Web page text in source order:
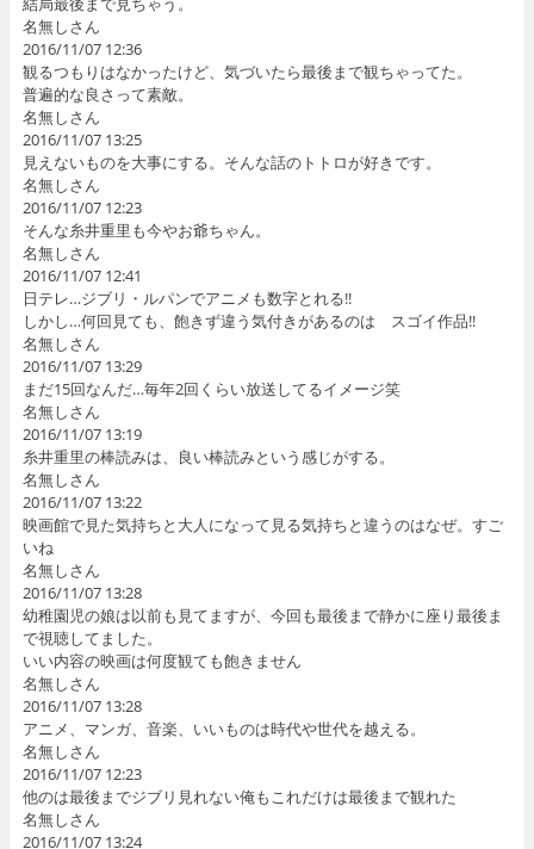
名無しさん
2016/11/07 12:36
観るつもりはなかったけど、気づいたら最後まで観ちゃってた。
普遍的な良さって素敵。
名無しさん
2016/11/07 13:25
見えないものを大事にする。そんな話のトトロが好きです。
名無しさん
2016/11/07 12:23
そんな糸井重里も今やお爺ちゃん。
名無しさん
2016/11/07 12:41
日テレ…ジブリ・ルパンでアニメも数字とれる!!
しかし…何回見ても、飽きず違う気付きがあるのは スゴイ作品!!
名無しさん
2016/11/07 13:29
まだ15回なんだ…毎年2回くらい放送してるイメージ笑
名無しさん
2016/11/07 13:19
糸井重里の棒読みは、良い棒読みという感じがする。
名無しさん
2016/11/07 13:22
映画館で見た気持ちと大人になって見る気持ちと違うのはなぜ。すご
いね
名無しさん
2016/11/07 13:28
幼稚園児の娘は以前も見てますが、今回も最後まで静かに座り最後ま
で視聴してました。
いい内容の映画は何度観ても飽きません
名無しさん
2016/11/07 13:28
アニメ、マンガ、音楽、いいものは時代や世代を越える。
名無しさん
2016/11/07 12:23
他のは最後までジブリ見れない俺もこれだけは最後まで観れた
名無しさん
2016/11/07 13:24